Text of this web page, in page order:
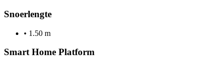
Snoerlengte
• 1.50 m
Smart Home Platform